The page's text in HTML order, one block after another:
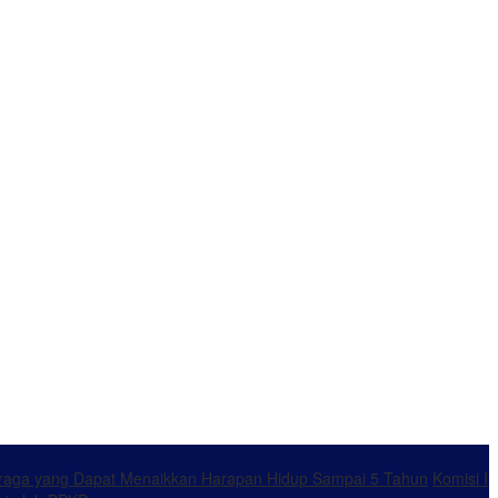
yang Dapat Menaikkan Harapan Hidup Sampai 5 Tahun Komisi I